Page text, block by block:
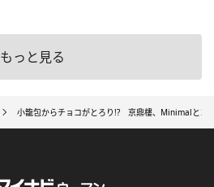
もっと見る
小籠包からチョコがとろり!? 京鼎樓、Minimalとコ